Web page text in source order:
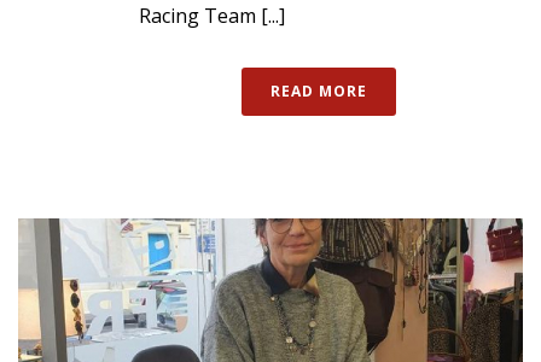
Racing Team [...]
READ MORE